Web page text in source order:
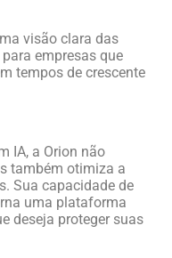
visão clara das
empresas que
tempos de crescente
IA, a Orion não
também otimiza a
Sua capacidade de
uma plataforma
deseja proteger suas